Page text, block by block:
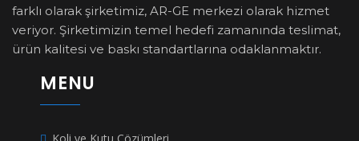
farklı olarak şirketimiz, AR-GE merkezi olarak hizmet
veriyor. Şirketimizin temel hedefi zamanında teslimat,
ürün kalitesi ve baskı standartlarına odaklanmaktır.
MENU